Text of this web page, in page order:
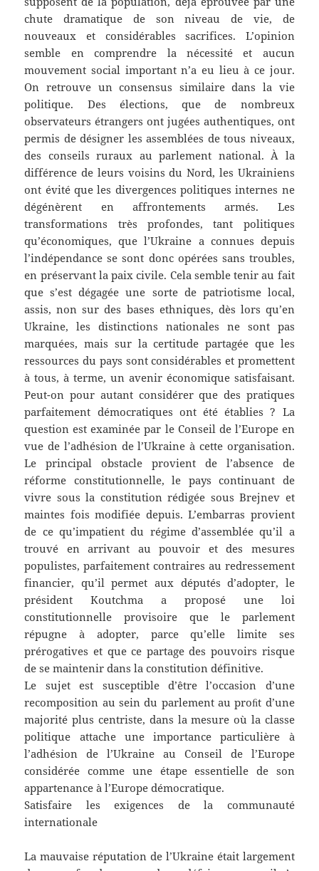
chute dramatique de son niveau de vie, de
nouveaux et considérables sacrifices. L’opinion
semble en comprendre la nécessité et aucun
mouvement social important n’a eu lieu à ce jour.
On retrouve un consensus similaire dans la vie
politique. Des élections, que de nombreux
observateurs étrangers ont jugées authentiques, ont
permis de désigner les assemblées de tous niveaux,
des conseils ruraux au parlement national. À la
différence de leurs voisins du Nord, les Ukrainiens
ont évité que les divergences politiques internes ne
dégénèrent en affrontements armés. Les
transformations très profondes, tant politiques
qu’économiques, que l’Ukraine a connues depuis
l’indépendance se sont donc opérées sans troubles,
en préservant la paix civile. Cela semble tenir au fait
que s’est dégagée une sorte de patriotisme local,
assis, non sur des bases ethniques, dès lors qu’en
Ukraine, les distinctions nationales ne sont pas
marquées, mais sur la certitude partagée que les
ressources du pays sont considérables et promettent
à tous, à terme, un avenir économique satisfaisant.
Peut-on pour autant considérer que des pratiques
parfaitement démocratiques ont été établies ? La
question est examinée par le Conseil de l’Europe en
vue de l’adhésion de l’Ukraine à cette organisation.
Le principal obstacle provient de l’absence de
réforme constitutionnelle, le pays continuant de
vivre sous la constitution rédigée sous Brejnev et
maintes fois modifiée depuis. L’embarras provient
de ce qu’impatient du régime d’assemblée qu’il a
trouvé en arrivant au pouvoir et des mesures
populistes, parfaitement contraires au redressement
financier, qu’il permet aux députés d’adopter, le
président Koutchma a proposé une loi
constitutionnelle provisoire que le parlement
répugne à adopter, parce qu’elle limite ses
prérogatives et que ce partage des pouvoirs risque
de se maintenir dans la constitution définitive.
Le sujet est susceptible d’être l’occasion d’une
recomposition au sein du parlement au proﬁt d’une
majorité plus centriste, dans la mesure où la classe
politique attache une importance particulière à
l’adhésion de l’Ukraine au Conseil de l’Europe
considérée comme une étape essentielle de son
appartenance à l’Europe démocratique.
Satisfaire les exigences de la communauté
internationale
La mauvaise réputation de l’Ukraine était largement